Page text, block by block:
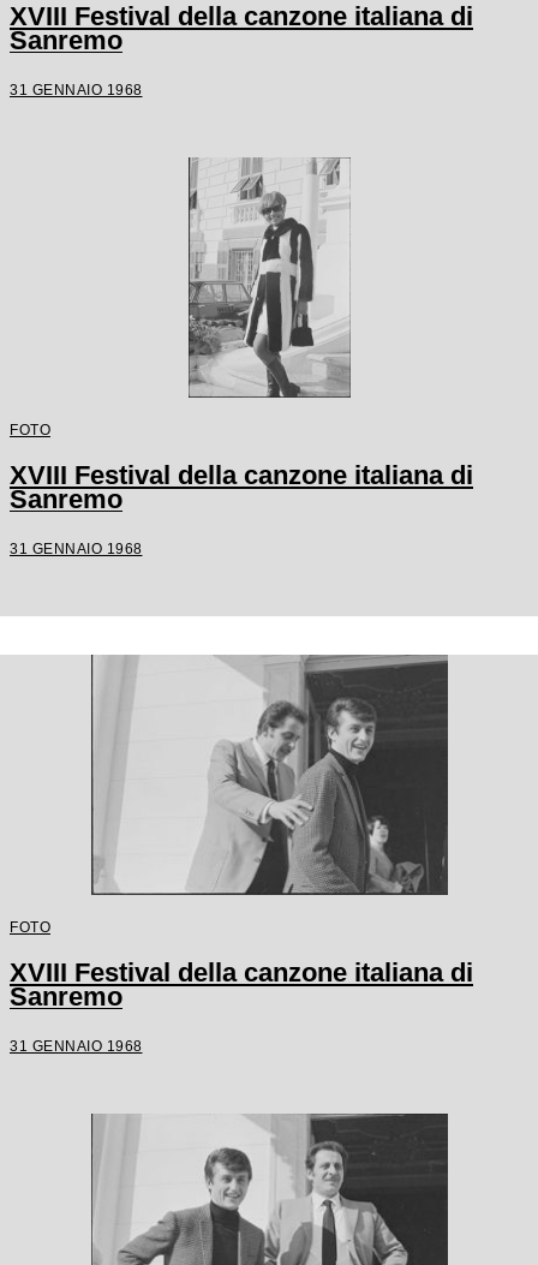
XVIII Festival della canzone italiana di
Sanremo
31 GENNAIO 1968
FOTO
XVIII Festival della canzone italiana di
Sanremo
31 GENNAIO 1968
FOTO
XVIII Festival della canzone italiana di
Sanremo
31 GENNAIO 1968